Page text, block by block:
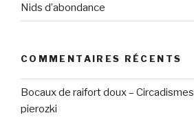
Nids d’abondance
COMMENTAIRES RÉCENTS
Bocaux de raifort doux – Circadismes
pierozki